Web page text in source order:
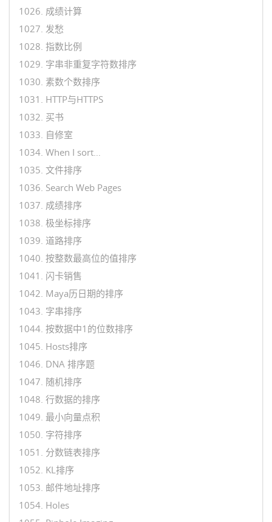
1026. 成绩计算
1027. 发愁
1028. 指数比例
1029. 字串非重复字符数排序
1030. 素数个数排序
1031. HTTP与HTTPS
1032. 买书
1033. 自修室
1034. When I sort…
1035. 文件排序
1036. Search Web Pages
1037. 成绩排序
1038. 极坐标排序
1039. 道路排序
1040. 按整数最高位的值排序
1041. 闪卡销售
1042. Maya历日期的排序
1043. 字串排序
1044. 按数据中1的位数排序
1045. Hosts排序
1046. DNA 排序题
1047. 随机排序
1048. 行数据的排序
1049. 最小向量点积
1050. 字符排序
1051. 分数链表排序
1052. KL排序
1053. 邮件地址排序
1054. Holes